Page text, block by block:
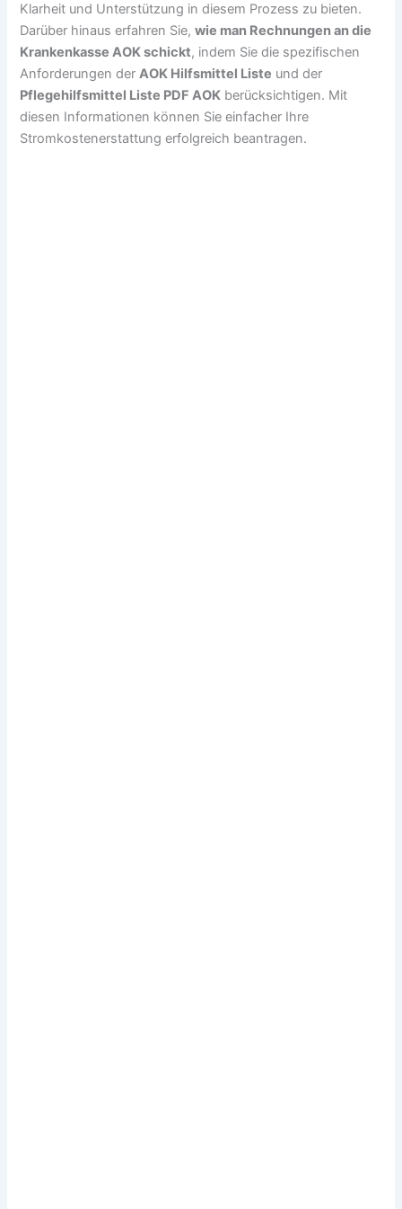
Klarheit und Unterstützung in diesem Prozess zu bieten.
Darüber hinaus erfahren Sie,wie man Rechnungen an die
Krankenkasse AOK schickt, indem Sie die spezifischen
Anforderungen derAOK Hilfsmittel Liste und der
Pflegehilfsmittel Liste PDF AOK berücksichtigen. Mit
diesen Informationen können Sie einfacher Ihre
Stromkostenerstattung erfolgreich beantragen.